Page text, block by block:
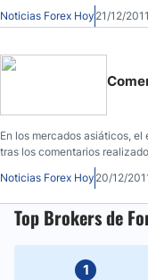
Noticias Forex Hoy 21/12/
En los mercados asiáticos,
tras los comentarios
desacredita cualquier
la resolución de la crisis de la
Noticias Forex Hoy 20/12/
Top Brokers de
1